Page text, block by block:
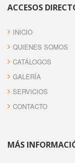
ACCESOS
INICIO
QUIENES SOMOS
CATÁLOGOS
GALERÍA
SERVICIOS
CONTACTO
MÁS